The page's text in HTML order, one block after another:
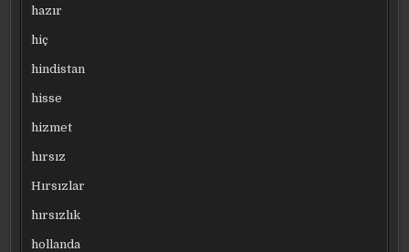
hazır
hiç
hindistan
hisse
hizmet
hırsız
Hırsızlar
hırsızlık
hollanda